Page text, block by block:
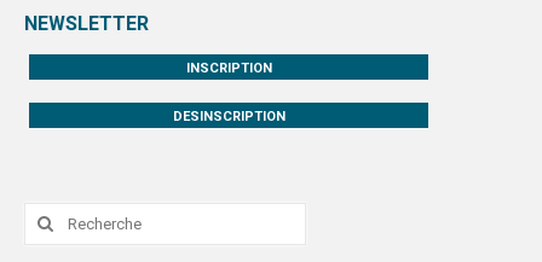
NEWSLETTER
INSCRIPTION
DESINSCRIPTION
Rechercher